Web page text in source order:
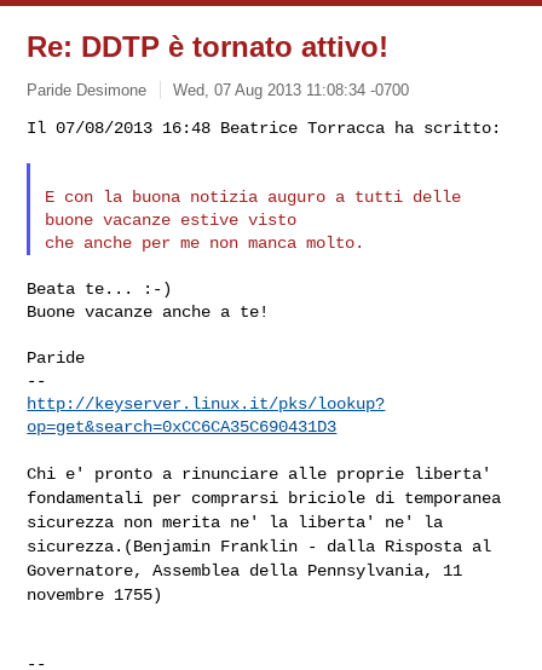
Re: DDTP è tornato attivo!
Paride Desimone Wed, 07 Aug 2013 11:08:34 -0700
Il 07/08/2013 16:48 Beatrice Torracca ha scritto:
E con la buona notizia auguro a tutti delle
buone vacanze estive visto
Beata te... :-)
Buone vacanze anche a te!
Paride
http://keyserver.linux.it/pks/lookup?
op=get&search=0xCC6CA35C690431D3
Chi e' pronto a rinunciare alle proprie liberta'
fondamentali per comprarsi briciole di temporanea
sicurezza non merita ne' la liberta' ne' la
sicurezza.(Benjamin Franklin - dalla Risposta al
Governatore,Assemblea della Pennsylvania, 11
novembre 1755)